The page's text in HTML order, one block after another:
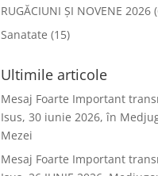
RUGĂCIUNI ȘI NOVENE 2026
Sanatate (15)
Ultimile articole
Mesaj Foarte Important
Isus, 30 iunie 2026, în
Mezei
Mesaj Foarte Important